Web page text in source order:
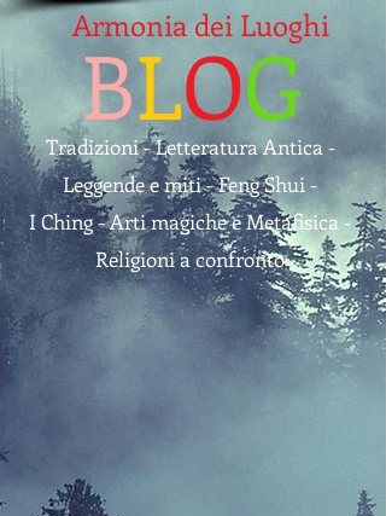
Armonia dei Luoghi
Tradizioni - Letteratura Antica -
Leggende e miti - Feng Shui -
I Ching - Arti magiche e Metafisica -
Religioni a confronto
BLOG